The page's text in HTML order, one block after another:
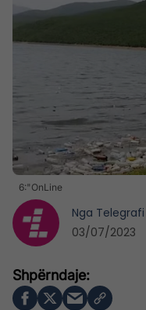
6:"OnLine
Nga Telegrafi
03/07/2023